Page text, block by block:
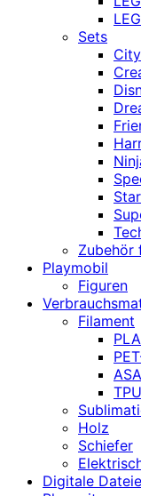
Sets
City
Zubehör
Playmobil
Figuren
Filament
PLA
ASA
TPU
Holz
Schiefer
Digitale